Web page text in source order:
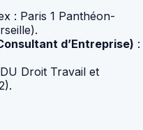
: Paris 1 Panthéon-
d’Entreprise) :
Droit Travail et